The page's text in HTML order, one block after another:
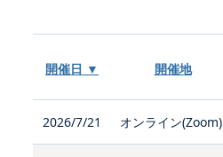
開催日 ▼ 開催地
2026/7/21 オンライン(Zoom)